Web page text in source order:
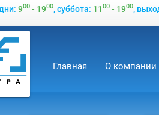
900- 1900, суббота: 1100- 1900,
Главная О компании